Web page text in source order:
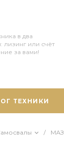
в два
лизинг или счёт
за вами!
ТЕХНИКИ
/ МАЗ